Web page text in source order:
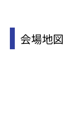
会場地図